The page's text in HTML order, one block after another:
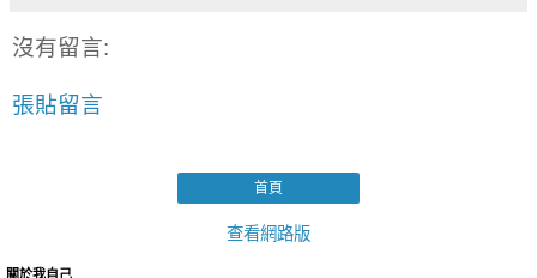
沒有留言:
張貼留言
首頁
查看網路版
關於我自己